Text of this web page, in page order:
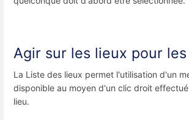
Agir sur les lieux pour
La Liste des lieux permet l'utilisation d'un
disponible au moyen d'un clic droit
lieu.